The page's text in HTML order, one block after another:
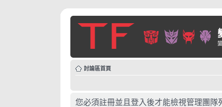
討論區首頁
您必須註冊並且登入後才能檢視管理團隊